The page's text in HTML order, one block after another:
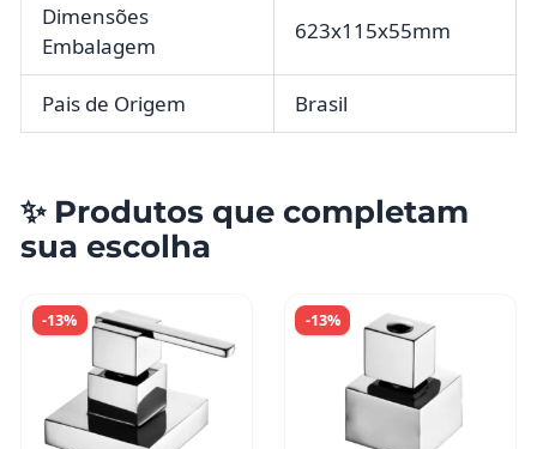
Dimensões
Embalagem
623x115x55mm
Pais de Origem Brasil
✨ Produtos que completam
sua escolha
-13% -13%